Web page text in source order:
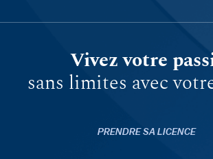
Vivez votre
sans limites avec
PRENDRE SA LICENCE